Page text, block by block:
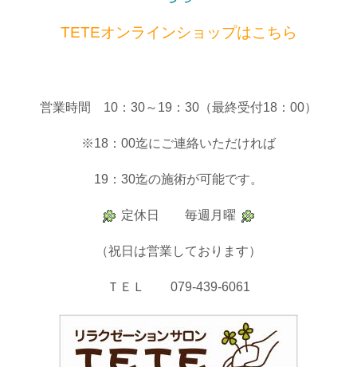
TETEオンラインショップはこちら
営業時間 10：30～19：30（最終受付18：00）
※18：00迄にご連絡いただければ
19：30迄の施術が可能です。
定休日 毎週月曜
（祝日は営業しております）
ＴＥＬ 079-439-6061